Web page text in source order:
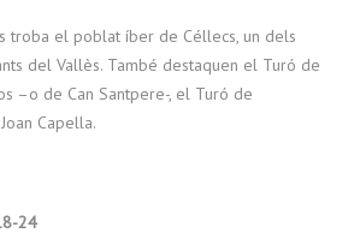
troba el poblat íber de Céllecs, un dels
del Vallès. També destaquen el Turó de
–o de Can Santpere-, el Turó de
Capella.
24